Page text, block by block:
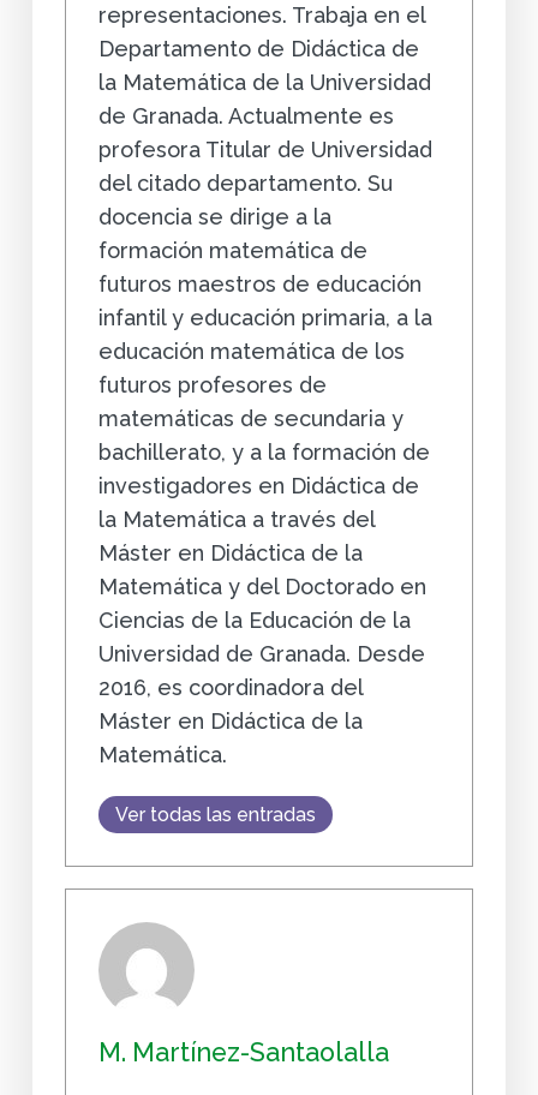
representaciones. Trabaja en el
Departamento de Didáctica de
la Matemática de la Universidad
de Granada. Actualmente es
profesora Titular de Universidad
del citado departamento. Su
docencia se dirige a la
formación matemática de
futuros maestros de educación
infantil y educación primaria, a la
educación matemática de los
futuros profesores de
matemáticas de secundaria y
bachillerato, y a la formación de
investigadores en Didáctica de
la Matemática a través del
Máster en Didáctica de la
Matemática y del Doctorado en
Ciencias de la Educación de la
Universidad de Granada. Desde
2016, es coordinadora del
Máster en Didáctica de la
Matemática.
Ver todas las entradas
M. Martínez-Santaolalla